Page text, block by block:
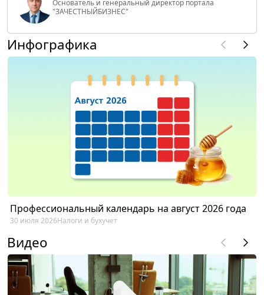
Основатель и генеральный директор портала
"ЗАЧЕСТНЫЙБИЗНЕС"
Инфографика
Профессиональный календарь на август 2026 года
30 июля 2026Налоги и бухучет
Видео